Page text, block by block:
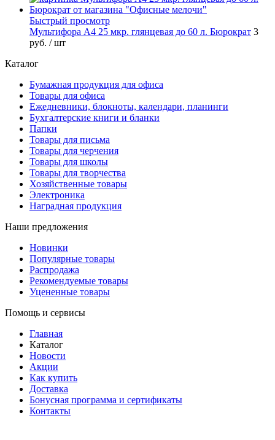
Быстрый просмотр
Мультифора А4 25 мкр. глянцевая до 60 л. Бюрократ 3
руб. / шт
Каталог
Бумажная продукция для офиса
Товары для офиса
Ежедневники, блокноты, календари, планинги
Бухгалтерские книги и бланки
Папки
Товары для письма
Товары для черчения
Товары для школы
Товары для творчества
Хозяйственные товары
Электроника
Наградная продукция
Наши предложения
Новинки
Популярные товары
Распродажа
Рекомендуемые товары
Уцененные товары
Помощь и сервисы
Главная
Каталог
Новости
Акции
Как купить
Доставка
Бонусная программа и сертификаты
Контакты